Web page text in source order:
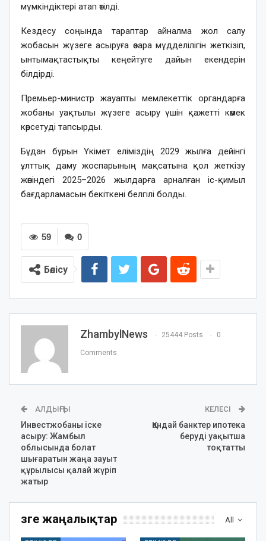
мүмкіндіктері атап өтілді.
Кездесу соңында тараптар айналма жол салу
жобасын жүзеге асыруға өзара мүдделілігін жеткізіп,
ынтымақтастықты кеңейтуге дайын екендерін
білдірді.
Премьер-министр жауапты мемлекеттік органдарға
жобаны уақтылы жүзеге асыру үшін қажетті көмек
көрсетуді тапсырды.
Бұдан бұрын Үкімет еліміздің 2029 жылға дейінгі
ұлттық даму жоспарының мақсатына қол жеткізу
жөніндегі 2025–2026 жылдарға арналған іс-қимыл
бағдарламасын бекіткені белгілі болды.
0
59
Бөлісу
ZhambylNews 25444 Posts 0
Comments
АЛДЫҢҒЫ
Инвестжобаны іске
асыру: Жамбыл
облысында болат
шығаратын жаңа зауыт
құрылысы қалай жүріп
жатыр
КЕЛЕСІ
Қандай банктер ипотека
беруді уақытша
тоқтатты
All
Өзге жаңалықтар